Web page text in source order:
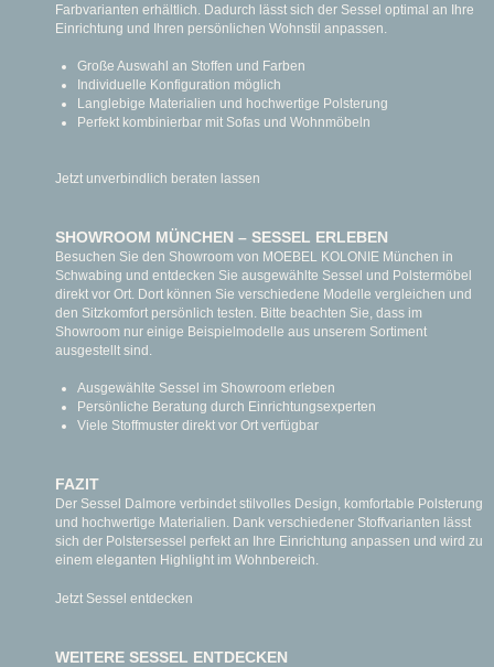
Farbvarianten erhältlich. Dadurch lässt sich der Sessel optimal an Ihre
Einrichtung und Ihren persönlichen Wohnstil anpassen.
Große Auswahl an Stoffen und Farben
Individuelle Konfiguration möglich
Langlebige Materialien und hochwertige Polsterung
Perfekt kombinierbar mit Sofas und Wohnmöbeln
Jetzt unverbindlich beraten lassen
SHOWROOM MÜNCHEN – SESSEL ERLEBEN
Besuchen Sie den Showroom von MOEBEL KOLONIE München in
Schwabing und entdecken Sie ausgewählte Sessel und Polstermöbel
direkt vor Ort. Dort können Sie verschiedene Modelle vergleichen und
den Sitzkomfort persönlich testen. Bitte beachten Sie, dass im
Showroom nur einige Beispielmodelle aus unserem Sortiment
ausgestellt sind.
Ausgewählte Sessel im Showroom erleben
Persönliche Beratung durch Einrichtungsexperten
Viele Stoffmuster direkt vor Ort verfügbar
FAZIT
Der Sessel Dalmore verbindet stilvolles Design, komfortable Polsterung
und hochwertige Materialien. Dank verschiedener Stoffvarianten lässt
sich der Polstersessel perfekt an Ihre Einrichtung anpassen und wird zu
einem eleganten Highlight im Wohnbereich.
Jetzt Sessel entdecken
WEITERE SESSEL ENTDECKEN